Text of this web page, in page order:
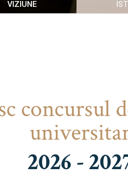
VIZIUNE
concursul
2026 -